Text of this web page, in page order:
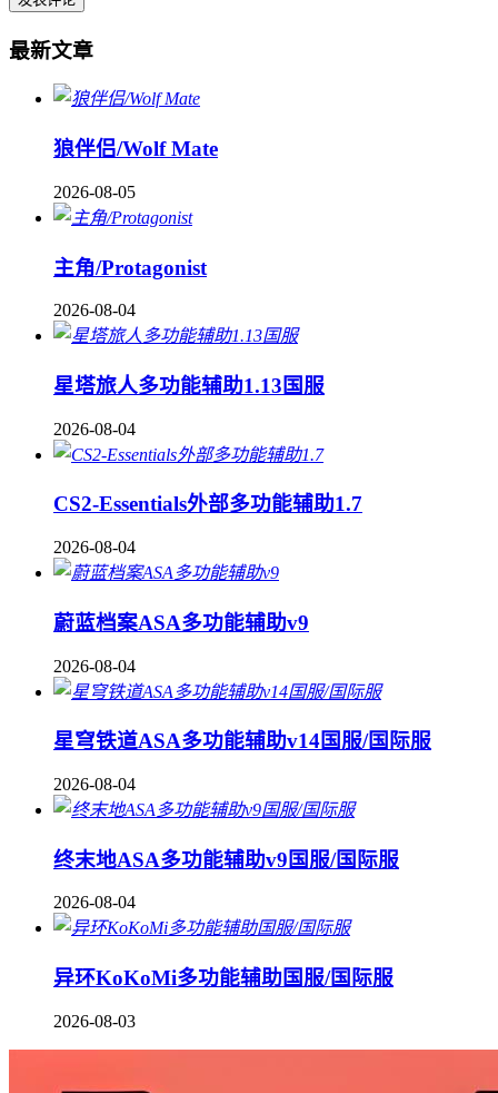
最新文章
狼伴侣/Wolf Mate
2026-08-05
主角/Protagonist
2026-08-04
星塔旅人多功能辅助1.13国服
2026-08-04
CS2-Essentials外部多功能辅助1.7
2026-08-04
蔚蓝档案ASA多功能辅助v9
2026-08-04
星穹铁道ASA多功能辅助v14国服/国际服
2026-08-04
终末地ASA多功能辅助v9国服/国际服
2026-08-04
异环KoKoMi多功能辅助国服/国际服
2026-08-03